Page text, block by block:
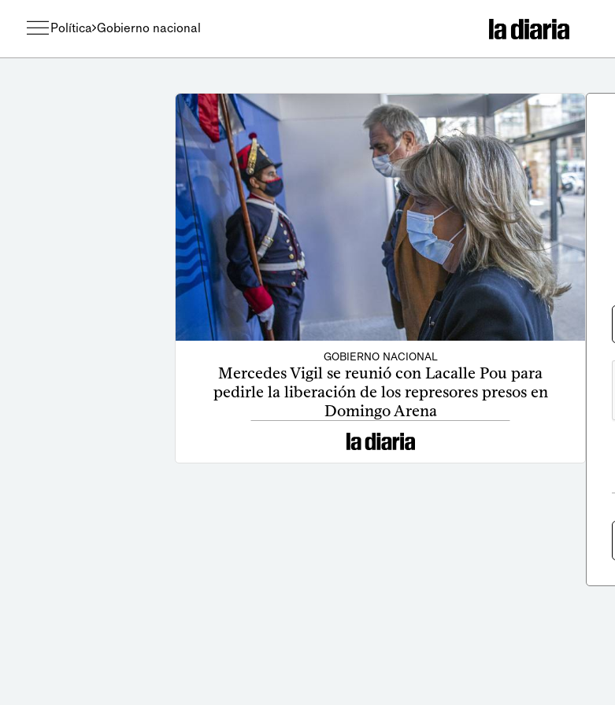
Política Gobierno nacional
GOBIERNO NACIONAL
Mercedes Vigil se reunió con Lacalle Pou para
pedirle la liberación de los represores presos en
Domingo Arena